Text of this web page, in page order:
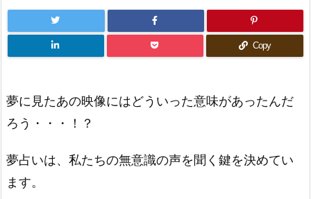
Copy
夢に見たあの映像にはどういった意味があったんだ
ろう・・・！？
夢占いは、私たちの無意識の声を聞く鍵を決めてい
ます。